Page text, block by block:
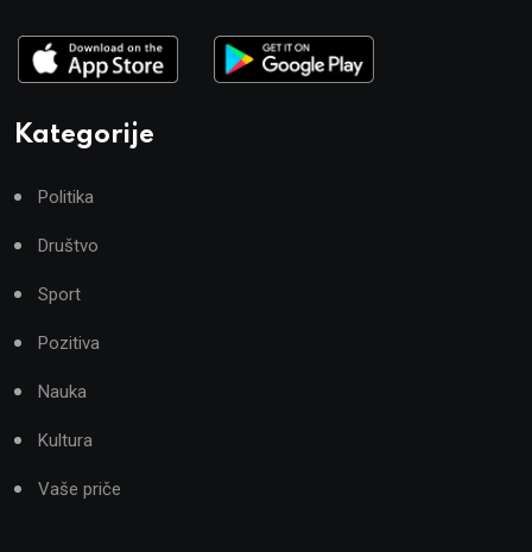
Kategorije
Politika
Društvo
Sport
Pozitiva
Nauka
Kultura
Vaše priče